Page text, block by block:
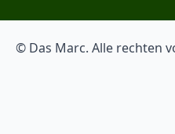
© Das Marc. Alle rechten